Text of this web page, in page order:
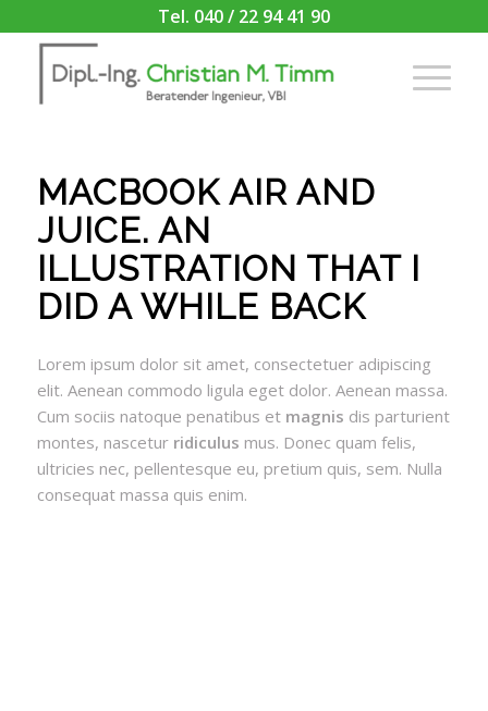
Tel. 040 / 22 94 41 90
MACBOOK AIR AND
JUICE. AN
ILLUSTRATION THAT I
DID A WHILE BACK
Lorem ipsum dolor sit amet, consectetuer adipiscing
elit. Aenean commodo ligula eget dolor. Aenean massa.
Cum sociis natoque penatibus et magnis dis parturient
montes, nascetur ridiculus mus. Donec quam felis,
ultricies nec, pellentesque eu, pretium quis, sem. Nulla
consequat massa quis enim.